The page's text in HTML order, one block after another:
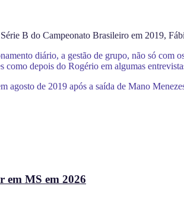
B do Campeonato Brasileiro em 2019,
diário, a gestão de grupo, não só com
como depois do Rogério em algumas
agosto de 2019 após a saída de Mano
em MS em 2026